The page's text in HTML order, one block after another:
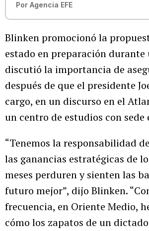
Por Agencia EFE
Blinken promocionó la
estado en preparación durante
discutió la importancia de
después de que el presidente
cargo, en un discurso en el
un centro de estudios con sede
“Tenemos la responsabilidad
las ganancias estratégicas de
meses perduren y sienten las
futuro mejor”, dijo Blinken.
frecuencia, en Oriente Medio,
cómo los zapatos de un